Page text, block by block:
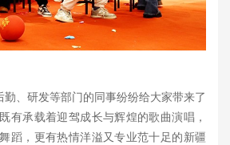
、研发等部门的同事纷纷给大家带来了
有承载着迎驾成长与辉煌的歌曲演唱，
蹈，更有热情洋溢又专业范十足的新疆